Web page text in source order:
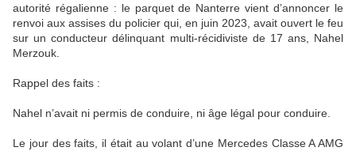
autorité régalienne : le parquet de Nanterre vient d’annoncer le
renvoi aux assises du policier qui, en juin 2023, avait ouvert le feu
sur un conducteur délinquant multi-récidiviste de 17 ans, Nahel
Merzouk.
Rappel des faits :
Nahel n’avait ni permis de conduire, ni âge légal pour conduire.
Le jour des faits, il était au volant d’une Mercedes Classe A AMG